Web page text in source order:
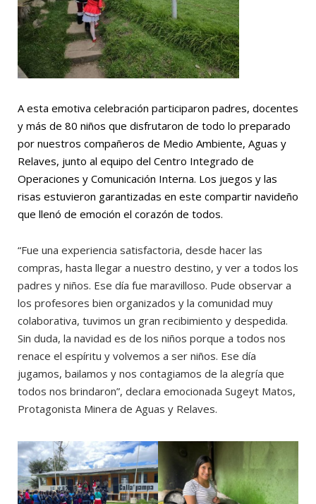
A esta emotiva celebración participaron padres, docentes
y más de 80 niños que disfrutaron de todo lo preparado
por nuestros compañeros de Medio Ambiente, Aguas y
Relaves, junto al equipo del Centro Integrado de
Operaciones y Comunicación Interna. Los juegos y las
risas estuvieron garantizadas en este compartir navideño
que llenó de emoción el corazón de todos.
“Fue una experiencia satisfactoria, desde hacer las
compras, hasta llegar a nuestro destino, y ver a todos los
padres y niños. Ese día fue maravilloso. Pude observar a
los profesores bien organizados y la comunidad muy
colaborativa, tuvimos un gran recibimiento y despedida.
Sin duda, la navidad es de los niños porque a todos nos
renace el espíritu y volvemos a ser niños. Ese día
jugamos, bailamos y nos contagiamos de la alegría que
todos nos brindaron”, declara emocionada Sugeyt Matos,
Protagonista Minera de Aguas y Relaves.